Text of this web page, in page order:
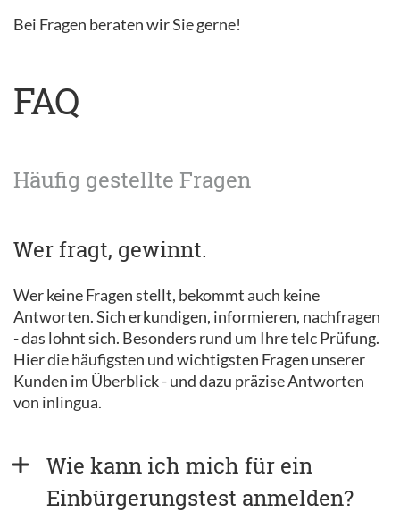
Bei Fragen beraten wir Sie gerne!
FAQ
Häufig gestellte Fragen
Wer fragt, gewinnt.
Wer keine Fragen stellt, bekommt auch keine
Antworten. Sich erkundigen, informieren, nachfragen
- das lohnt sich. Besonders rund um Ihre telc Prüfung.
Hier die häufigsten und wichtigsten Fragen unserer
Kunden im Überblick - und dazu präzise Antworten
von inlingua.
Wie kann ich mich für ein
Einbürgerungstest anmelden?